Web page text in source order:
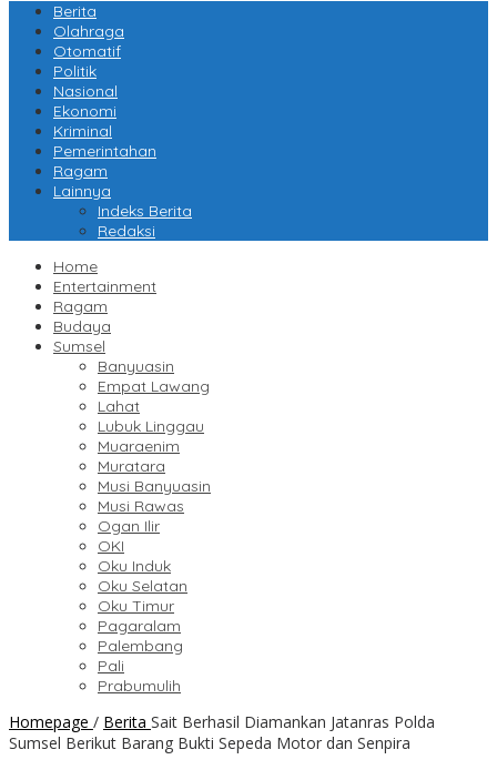
Berita
Olahraga
Otomatif
Politik
Nasional
Ekonomi
Kriminal
Pemerintahan
Ragam
Lainnya
Indeks Berita
Redaksi
Home
Entertainment
Ragam
Budaya
Sumsel
Banyuasin
Empat Lawang
Lahat
Lubuk Linggau
Muaraenim
Muratara
Musi Banyuasin
Musi Rawas
Ogan Ilir
OKI
Oku Induk
Oku Selatan
Oku Timur
Pagaralam
Palembang
Pali
Prabumulih
Homepage / Berita Sait Berhasil Diamankan Jatanras Polda
Sumsel Berikut Barang Bukti Sepeda Motor dan Senpira